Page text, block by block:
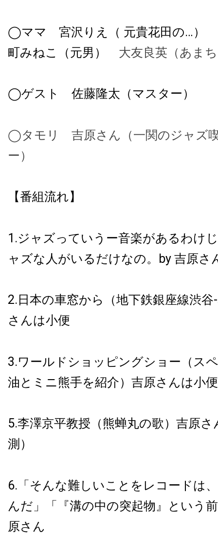
◯ママ 宮沢りえ（ 元貴花田の…
町みねこ（元男） 大友良英（あま
◯ゲスト 佐藤隆太（マスター）
◯タモリ 吉原さん（一関のジャズ
ー）
【番組流れ】
1.ジャズっていうー音楽があるわけ
ャズな人がいるだけなの。by 吉原さ
2.日本の車窓から（地下鉄銀座線渋谷
さんは小便
3.ワールドショッピングショー（ス
油とミニ熊手を紹介）吉原さんは小便
5.李澤京平教授（熊蝉丸の歌）吉原
測）
6.「そんな難しいことをレコードは
んだ」「『溝の中の突起物』という
原さん